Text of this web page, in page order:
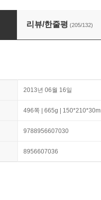
리뷰/한줄평 (205/132)
2013년 06월 16일
496쪽 | 665g |
9788956607030
8956607036